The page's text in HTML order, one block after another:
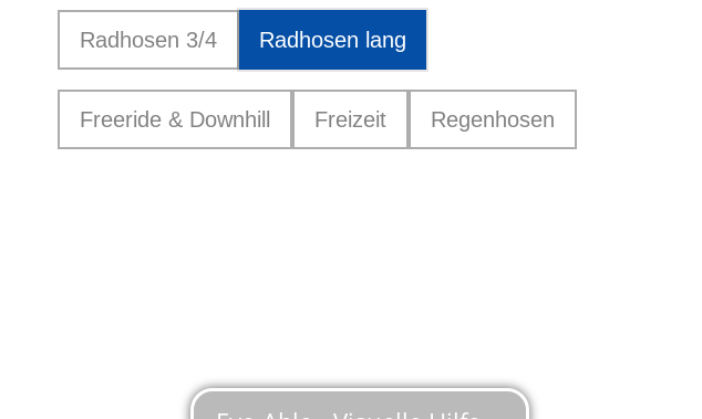
Radhosen 3/4 Radhosen lang
Freeride & Downhill Freizeit Regenhosen